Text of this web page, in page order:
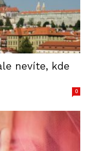
nevíte, kde
0